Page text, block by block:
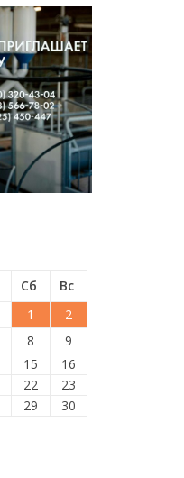
Сб
Вс
1
2
8
9
15
16
22
23
29
30